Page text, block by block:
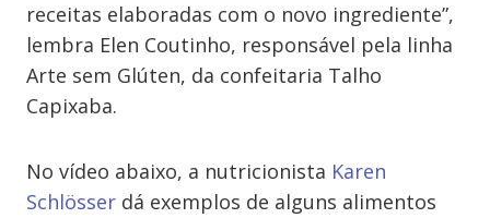
receitas elaboradas com o novo ingrediente”,
lembra Elen Coutinho, responsável pela linha
Arte sem Glúten, da confeitaria Talho
Capixaba.
No vídeo abaixo, a nutricionista Karen
Schlösser dá exemplos de alguns alimentos